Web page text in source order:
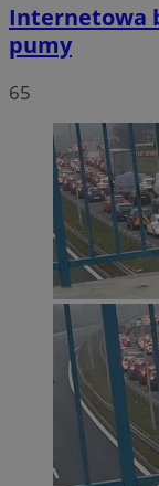
Internetowa
pumy
65